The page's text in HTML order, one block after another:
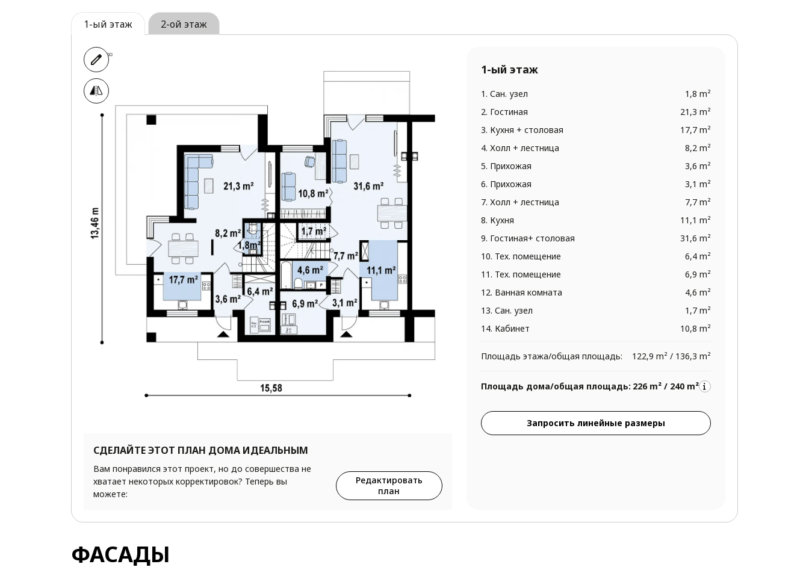
1-ый этаж 2-ой этаж
СДЕЛАЙТЕ ЭТОТ ПЛАН ДОМА ИДЕАЛЬНЫМ
Вам понравился этот проект, но до совершества не
хватает некоторых корректировок? Теперь вы
можете:
Редактировать
план
1-ый этаж
1. Сан. узел
1,8 m²
2. Гостиная
21,3 m²
3. Кухня + столовая
17,7 m²
4. Холл + лестница
8,2 m²
5. Прихожая
3,6 m²
6. Прихожая
3,1 m²
7. Холл + лестница
7,7 m²
8. Кухня
11,1 m²
9. Гостиная+ столовая
31,6 m²
10. Тех. помещение
6,4 m²
11. Тех. помещение
6,9 m²
12. Ванная комната
4,6 m²
13. Сан. узел
1,7 m²
14. Кабинет
10,8 m²
Площадь этажа/общая площадь: 122,9 m² / 136,3 m²
Площадь дома/общая площадь: 226 m² / 240 m²
Запросить линейные размеры
ФАСАДЫ